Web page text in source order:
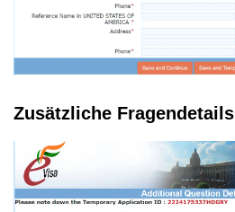
Zusätzliche Fragendetails